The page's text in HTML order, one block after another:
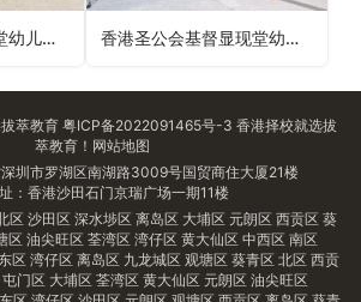
中华基督教会柴湾堂幼儿园CCC Chai Wan Church Day Nursery（东区幼稚园） 香港圣公会基督显现堂幼稚园HKSKH the Church of the Epiphany Kindergarten（葵青区幼稚园）
萃教育 粤ICP备2022091465号-3 香港择校就选拔
萃教育！ 网站地图
圳市罗湖区南湖路3009号国贸商住大厦21楼
：香港沙田石门京瑞广场一期11楼
区 沙田区 深水埗区 离岛区 大埔区 元朗区 西贡区 葵
区 油尖旺区 荃湾区 湾仔区 黄大仙区 中西区 南区
东区 湾仔区 离岛区 九龙城区 观塘区 葵青区 北区 西贡
屯门区 大埔区 荃湾区 黄大仙区 元朗区 油尖旺区